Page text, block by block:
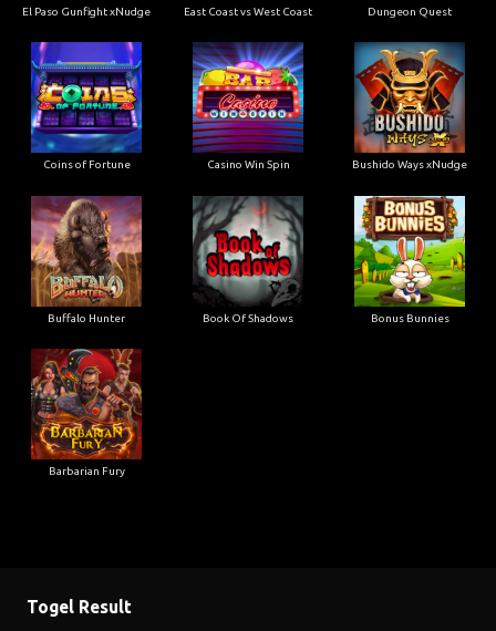
El Paso Gunfight xNudge East Coast vs West Coast Dungeon Quest
Coins of Fortune Casino Win Spin Bushido Ways xNudge
Buffalo Hunter Book Of Shadows Bonus Bunnies
Barbarian Fury
Togel Result